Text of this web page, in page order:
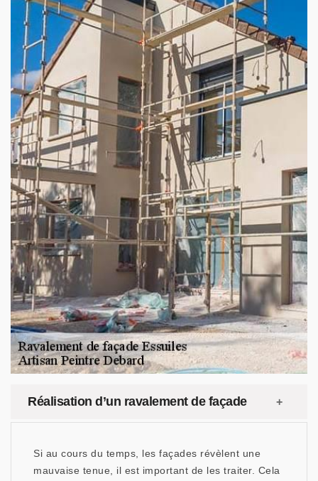
Réalisation d’un ravalement de façade
Si au cours du temps, les façades révèlent une
mauvaise tenue, il est important de les traiter. Cela